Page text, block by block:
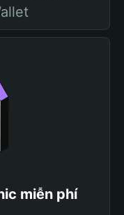
miễn phí